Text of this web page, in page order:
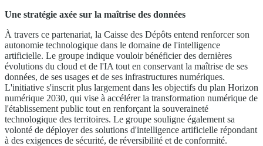
Une stratégie axée sur la maîtrise des données
À travers ce partenariat, la Caisse des Dépôts entend renforcer son
autonomie technologique dans le domaine de l'intelligence
artificielle. Le groupe indique vouloir bénéficier des dernières
évolutions du cloud et de l'IA tout en conservant la maîtrise de ses
données, de ses usages et de ses infrastructures numériques.
L'initiative s'inscrit plus largement dans les objectifs du plan Horizon
numérique 2030, qui vise à accélérer la transformation numérique de
l'établissement public tout en renforçant la souveraineté
technologique des territoires. Le groupe souligne également sa
volonté de déployer des solutions d'intelligence artificielle répondant
à des exigences de sécurité, de réversibilité et de conformité.